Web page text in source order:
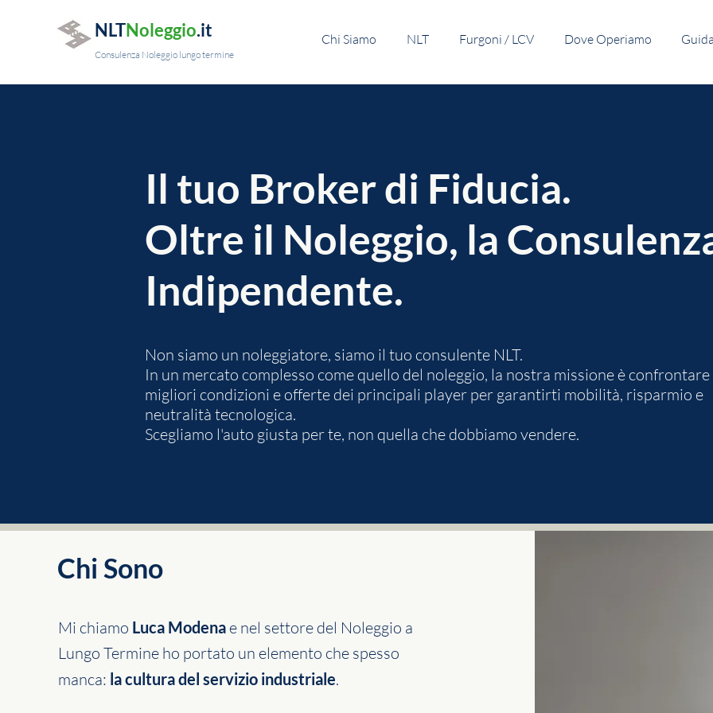
NLTNoleggio.it
Consulenza Noleggio lungo termine
Chi Siamo NLT Furgoni / LCV Dove Operiamo
Il tuo Broker di Fiducia.
Oltre il Noleggio, la
Indipendente.
Non siamo un noleggiatore, siamo il tuo consulente NLT.
In un mercato complesso come quello del noleggio, la nostra missione è confrontare
migliori condizioni e offerte dei principali player per garantirti mobilità, risparmio e
neutralità tecnologica.
Scegliamo l'auto giusta per te, non quella che dobbiamo vendere.
Chi Sono
Mi chiamo Luca Modenae nel settore del Noleggio a
Lungo Termine ho portato un elemento che spesso
manca: la cultura del servizio industriale.